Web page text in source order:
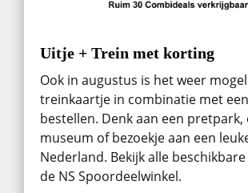
Uitje + Trein met korting
Ook in augustus ​is het weer
treinkaartje in combinatie met
bestellen. Denk aan een pretpark,
museum of bezoekje aan een
Nederland. Bekijk alle
de NS Spoordeelwinkel.